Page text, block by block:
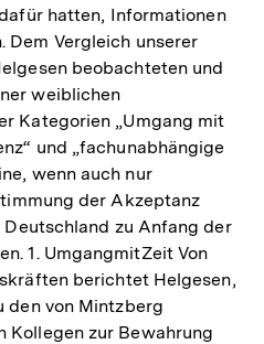
hatten, Informationen
Dem Vergleich unserer
beobachteten und
weiblichen
Kategorien „Umgang mit
und „fachunabhängige
wenn auch nur
der Akzeptanz
zu Anfang der
1. UmgangmitZeit Von
berichtet Helgesen,
den von Mintzberg
Kollegen zur Bewahrung